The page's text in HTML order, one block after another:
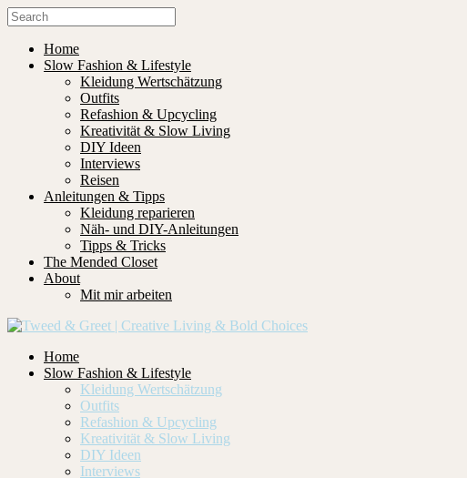
Home
Slow Fashion & Lifestyle
Kleidung Wertschätzung
Outfits
Refashion & Upcycling
Kreativität & Slow Living
DIY Ideen
Interviews
Reisen
Anleitungen & Tipps
Kleidung reparieren
Näh- und DIY-Anleitungen
Tipps & Tricks
The Mended Closet
About
Mit mir arbeiten
Home
Slow Fashion & Lifestyle
Kleidung Wertschätzung
Outfits
Refashion & Upcycling
Kreativität & Slow Living
DIY Ideen
Interviews